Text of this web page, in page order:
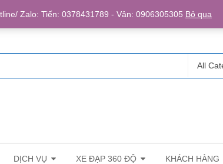
All
DỊCH VỤ XE ĐẠP 360 ĐỘ KHÁCH HÀNG
Zalo: Tiến: 0378431789 - Vân: 0906305305 Bỏ qua